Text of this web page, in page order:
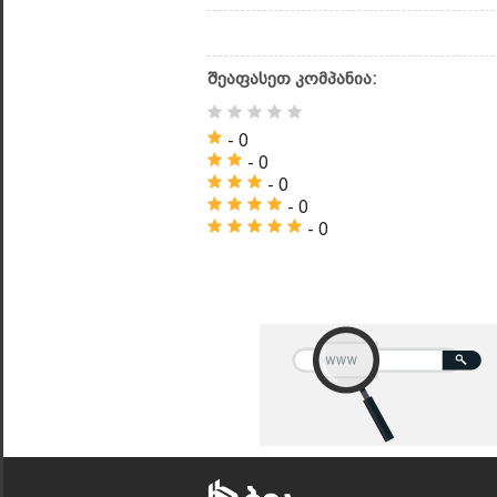
შეაფასეთ კომპანია:
- 0
- 0
- 0
- 0
- 0